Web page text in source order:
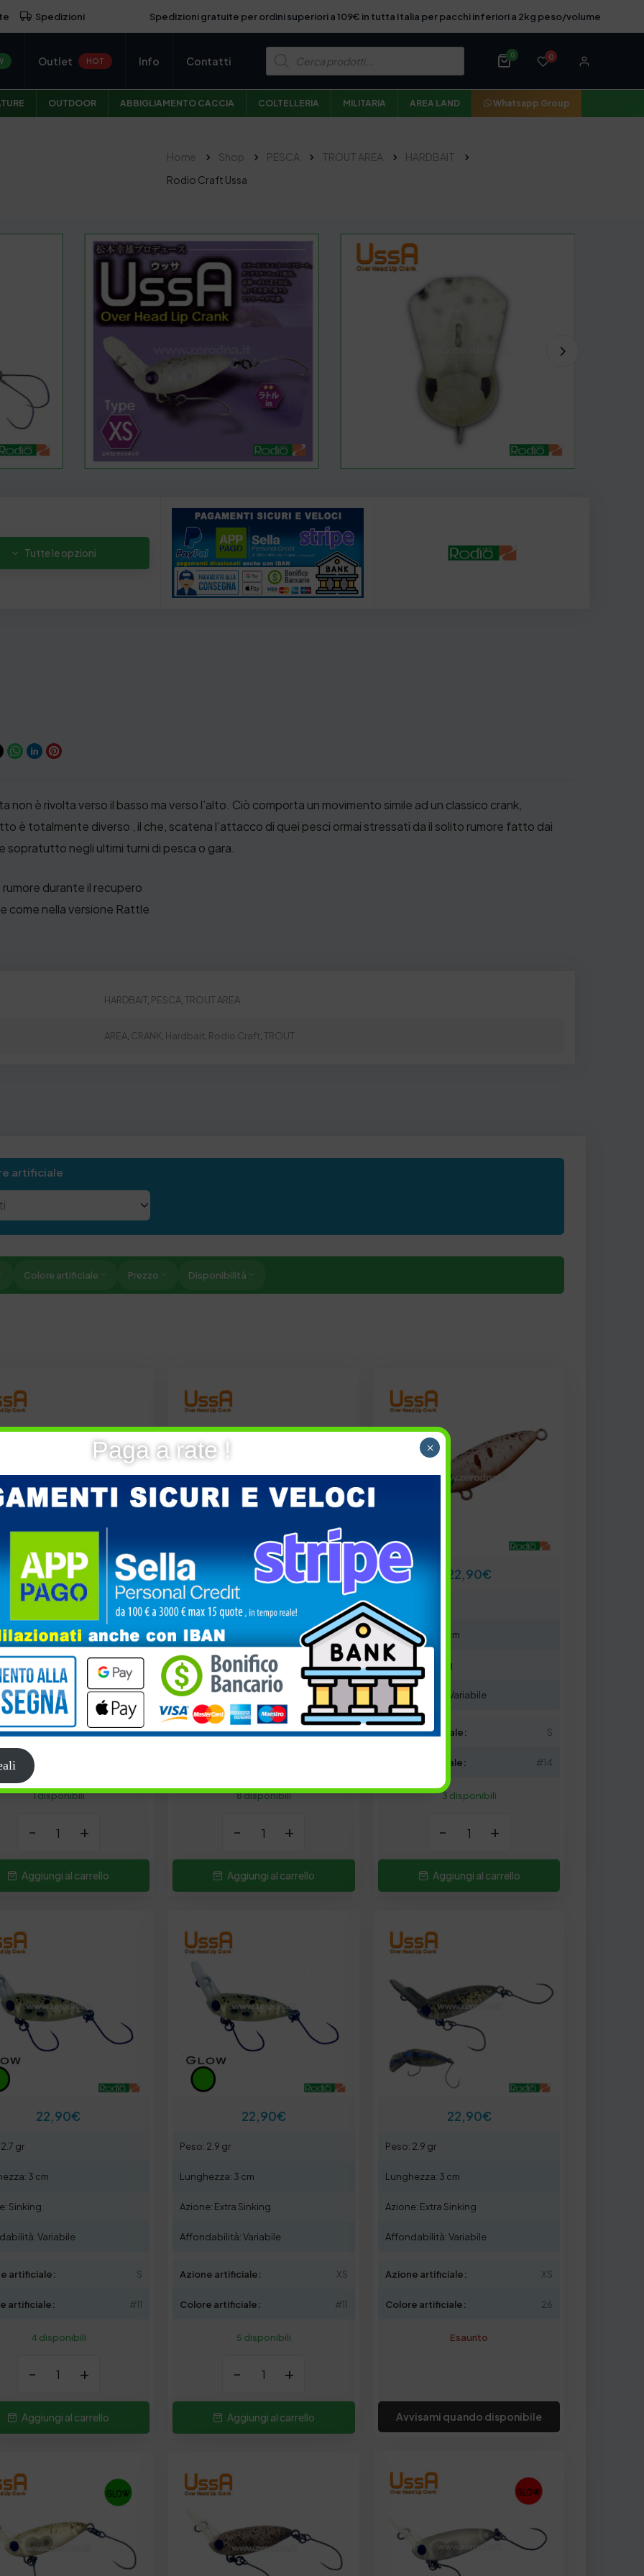
Spedizioni Spedizioni gratuite per ordini superiori a 109€ in tutta Italia per pacchi inferiori a 2kg peso/volume
Outlet HOT Info Contatti
P
o
d
u
c
t
e
0 0
OUTDOOR ABBIGLIAMENTO CACCIA COLTELLERIA MILITARIA AREA LAND Whatsapp Group
Home Shop PESCA TROUT AREA
HARDBAIT
Rodio Craft Ussa
Tutte le opzioni
non è rivolta verso il basso ma verso l’alto. Ciò comporta un movimento simile ad un classico crank,
è totalmente diverso , il che, scatena l’attacco di quei pesci ormai stressati da il solito rumore fatto dai
negli ultimi turni di pesca o gara.
rumore durante il recupero
come nella versione Rattle
HARDBAIT PESCA ,TROUT AREA
AREA CRANK Hardbait Rodio Craft ,TROUT
artificiale
Colore artificiale Prezzo Disponibilità
22,90€
gr
3 cm
Variabile
artificiale: XS
artificiale:
1 disponibili
- +
Aggiungi al carrello
22,90 €
Peso: 2.9 gr
Lunghezza: 3 cm
Azione: Extra Sinking
Affondabilità: Variabile
Azione artificiale: XS
8 disponibili
- +
Aggiungi al carrello
22,90€
Lunghezza: 3 cm
Azione: Sinking
Affondabilità: Variabile
Azione artificiale: S
Colore artificiale: #14
3 disponibili
- +
Aggiungi al carrello
22,90€
gr
3 cm
Sinking
Variabile
artificiale: S
artificiale: #11
4 disponibili
- +
Aggiungi al carrello
22,90€
Peso: 2.9 gr
Lunghezza: 3 cm
Azione: Extra Sinking
Affondabilità: Variabile
Azione artificiale: XS
Colore artificiale: #11
5 disponibili
- +
Aggiungi al carrello
22,90€
Peso: 2.9 gr
Lunghezza: 3 cm
Azione: Extra Sinking
Affondabilità: Variabile
Azione artificiale: XS
Colore artificiale: 26
Esaurito
Avvisami quando disponibile
Paga a rate ! ×